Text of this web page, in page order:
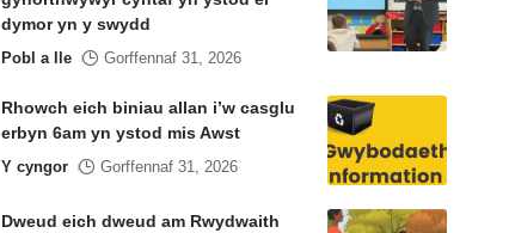
dymor yn y swydd
Pobl a lle Gorffennaf 31, 2026
Rhowch eich biniau allan i’w casglu
erbyn 6am yn ystod mis Awst
Y cyngor Gorffennaf 31, 2026
Dweud eich dweud am Rwydwaith